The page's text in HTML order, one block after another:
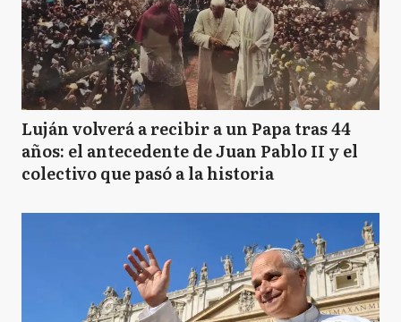
Luján volverá a recibir a un Papa tras 44
años: el antecedente de Juan Pablo II y el
colectivo que pasó a la historia